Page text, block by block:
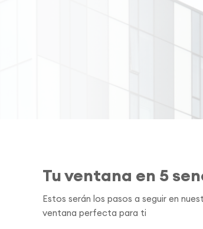
Tu ventana en 5
Estos serán los pasos a seguir en
ventana perfecta para ti